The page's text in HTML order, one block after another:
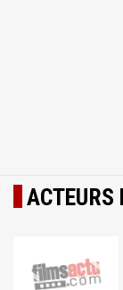
ACTEURS